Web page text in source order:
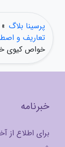
پرسینا بلاگ »
تعاریف و
خواص کیوی
خبرنامه
برای اطلاع از